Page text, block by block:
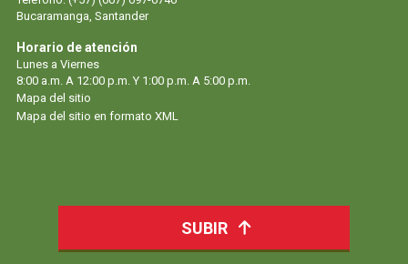
Bucaramanga, Santander
Horario de atención
Lunes a Viernes
8:00 a.m. A 12:00 p.m. Y 1:00 p.m. A 5:00 p.m.
Mapa del sitio
Mapa del sitio en formato XML
SUBIR